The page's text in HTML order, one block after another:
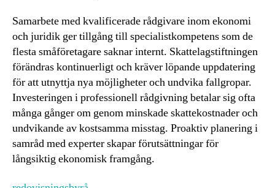
Samarbete med kvalificerade rådgivare inom ekonomi
och juridik ger tillgång till specialistkompetens som de
flesta småföretagare saknar internt. Skattelagstiftningen
förändras kontinuerligt och kräver löpande uppdatering
för att utnyttja nya möjligheter och undvika fallgropar.
Investeringen i professionell rådgivning betalar sig ofta
många gånger om genom minskade skattekostnader och
undvikande av kostsamma misstag. Proaktiv planering i
samråd med experter skapar förutsättningar för
långsiktig ekonomisk framgång.